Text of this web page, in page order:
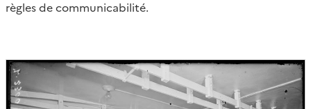
règles de communicabilité.